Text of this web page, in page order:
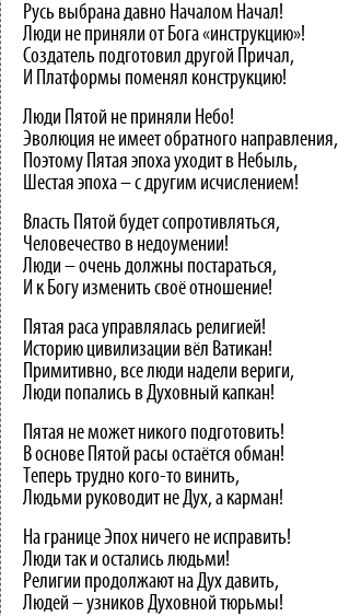
Русь выбрана давно Началом Начал!
Люди не приняли от Бога «инструкцию»!
Создатель подготовил другой Причал,
И Платформы поменял конструкцию!
Люди Пятой не приняли Небо!
Эволюция не имеет обратного направления,
Поэтому Пятая эпоха уходит в Небыль,
Шестая эпоха – с другим исчислением!
Власть Пятой будет сопротивляться,
Человечество в недоумении!
Люди – очень должны постараться,
И к Богу изменить своё отношение!
Пятая раса управлялась религией!
Историю цивилизации вёл Ватикан!
Примитивно, все люди надели вериги,
Люди попались в Духовный капкан!
Пятая не может никого подготовить!
В основе Пятой расы остаётся обман!
Теперь трудно кого-то винить,
Людьми руководит не Дух, а карман!
На границе Эпох ничего не исправить!
Люди так и остались людьми!
Религии продолжают на Дух давить,
Людей – узников Духовной тюрьмы!